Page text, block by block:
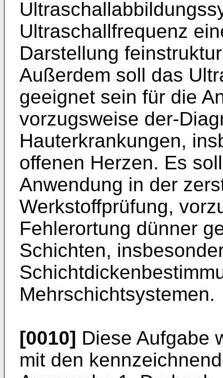
Ultraschallfrequenz
Darstellung
Außerdem soll das
geeignet sein für die
vorzugsweise der-
Hauterkrankungen,
offenen Herzen. Es
Anwendung in der
Werkstoffprüfung,
Fehlerortung dünner
Schichten,
Mehrschichtsystemen.
[0010] Diese Aufgabe
mit den